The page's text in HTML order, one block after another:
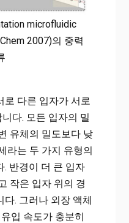
microfluidic
2007)의 중력
로 다른 입자가 서로
다. 모든 입자의 밀
유체의 밀도보다 낮
라는 두 가지 유형의
. 반경이 더 큰 입자
작은 입자 위의 경
다. 그러나 외장 액체
입 속도가 충분히